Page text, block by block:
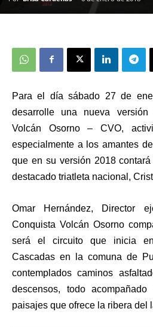
Para el día sábado 27 de
desarrolle una nueva
Volcán Osorno – CVO,
especialmente a los amantes
que en su versión 2018
destacado triatleta nacional,
Omar Hernández, Director
Conquista Volcán Osorno
será el circuito que inicia
Cascadas en la comuna de
contemplados caminos
descensos, todo
paisajes que ofrece la ribera del